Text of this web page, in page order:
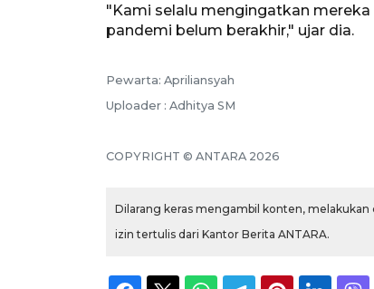
"Kami selalu mengingatkan
pandemi belum berakhir," ujar dia.
Pewarta: Apriliansyah
Uploader : Adhitya SM
COPYRIGHT © ANTARA 2026
Dilarang keras mengambil konten,
izin tertulis dari Kantor Berita ANTARA.